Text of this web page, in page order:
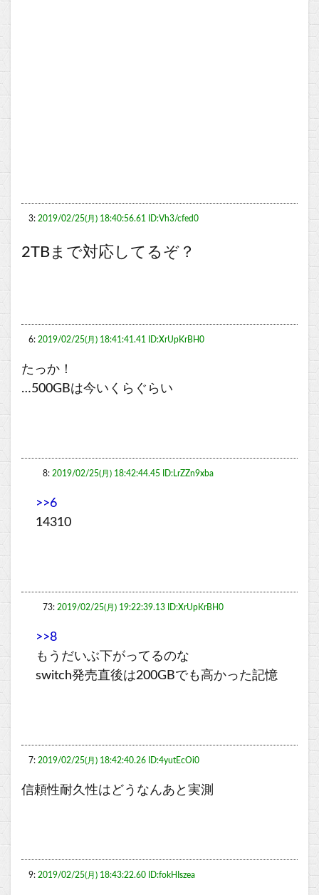
3: 2019/02/25(月) 18:40:56.61 ID:Vh3/cfed0
2TBまで対応してるぞ？
6: 2019/02/25(月) 18:41:41.41 ID:XrUpKrBH0
たっか！
…500GBは今いくらぐらい
8: 2019/02/25(月) 18:42:44.45 ID:LrZZn9xba
>>6
14310
73: 2019/02/25(月) 19:22:39.13 ID:XrUpKrBH0
>>8
もうだいぶ下がってるのな
switch発売直後は200GBでも高かった記憶
7: 2019/02/25(月) 18:42:40.26 ID:4yutEcOi0
信頼性耐久性はどうなんあと実測
9: 2019/02/25(月) 18:43:22.60 ID:fokHIszea